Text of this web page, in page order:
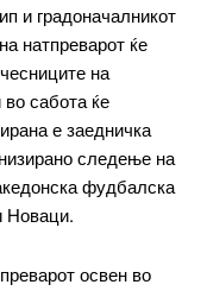
и градоначалникот
натпреварот ќе
на
во сабота ќе
е заедничка
следење на
фудбалска
Новаци.
освен во